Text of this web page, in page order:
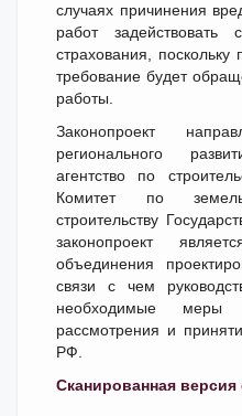
случаях причинения
работ
страхования, поскольку
требование будет
работы.
Законопроект
регионального
агентство по
Комитет по
строительству
законопроект
объединения
связи с чем
необходимые
рассмотрения и
РФ.
Сканированная версия